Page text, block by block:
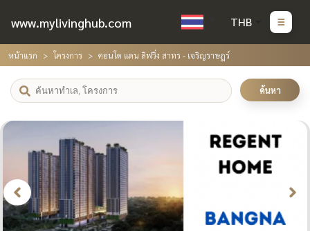
www.mylivinghub.com THB
หน้าแรก โครงการ คอนโด แดน ลิฟวิ่ง สาทร - เจริญราษฎร์
ค้นหา